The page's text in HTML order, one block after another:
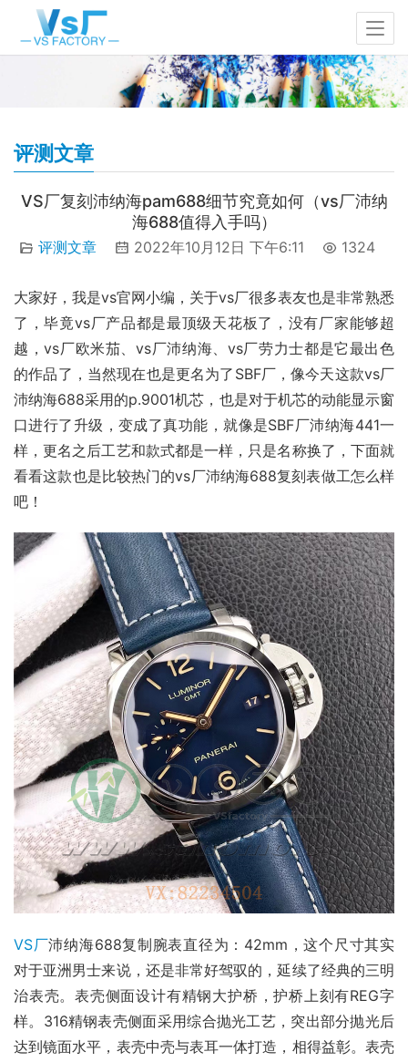
评测文章
VS厂复刻沛纳海pam688细节究竟如何（vs厂沛纳
海688值得入手吗）
评测文章 2022年10月12日 下午6:11 1324
大家好，我是vs官网小编，关于vs厂很多表友也是非常熟悉
了，毕竟vs厂产品都是最顶级天花板了，没有厂家能够超
越，vs厂欧米茄、vs厂沛纳海、vs厂劳力士都是它最出色
的作品了，当然现在也是更名为了SBF厂，像今天这款vs厂
沛纳海688采用的p.9001机芯，也是对于机芯的动能显示窗
口进行了升级，变成了真功能，就像是SBF厂沛纳海441一
样，更名之后工艺和款式都是一样，只是名称换了，下面就
看看这款也是比较热门的vs厂沛纳海688复刻表做工怎么样
吧！
VS厂沛纳海688复制腕表直径为：42mm，这个尺寸其实
对于亚洲男士来说，还是非常好驾驭的，延续了经典的三明
治表壳。表壳侧面设计有精钢大护桥，护桥上刻有REG字
样。316精钢表壳侧面采用综合抛光工艺，突出部分抛光后
达到镜面水平，表壳中壳与表耳一体打造，相得益彰。表壳